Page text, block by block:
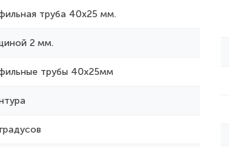
труба 40х25 мм.
2 мм.
трубы 40х25мм